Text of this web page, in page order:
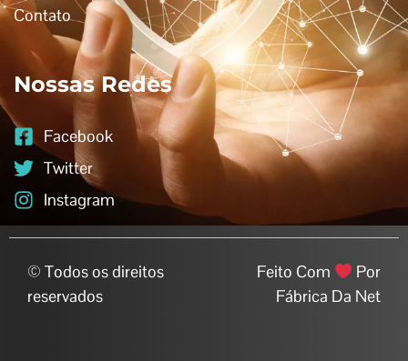
Contato
Nossas Redes
Facebook
Twitter
Instagram
© Todos os direitos
reservados
Feito Com
Por
Fábrica Da Net